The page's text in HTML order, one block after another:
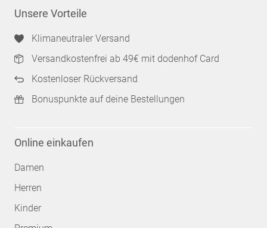
Unsere Vorteile
Klimaneutraler Versand
Versandkostenfrei ab 49€ mit dodenhof Card
Kostenloser Rückversand
Bonuspunkte auf deine Bestellungen
Online einkaufen
Damen
Herren
Kinder